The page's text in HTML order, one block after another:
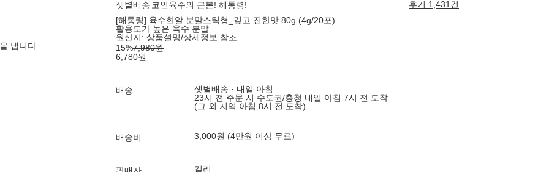
냅니다
샛별배송 코인육수의 근본! 해통령!
후기 1,431건
[해통령] 육수한알 분말스틱형_깊고 진한맛 80g (4g/20포)
활용도가 높은 육수 분말
원산지: 상품설명/상세정보 참조
15%7,980원
6,780원
배송
샛별배송 · 내일 아침
23시 전 주문 시 수도권/충청 내일 아침 7시 전 도착
(그 외 지역 아침 8시 전 도착)
배송비 3,000원 (4만원 이상 무료)
컬리